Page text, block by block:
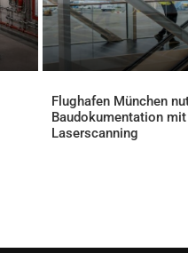
Flughafen München
Baudokumentation mit
Laserscanning